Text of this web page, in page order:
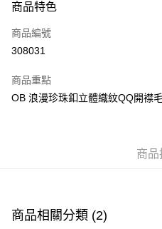
信用卡
Apple Pay
PayMe
付款後順豐站及營業點
商品特色
商品編號
308031
商品重點
OB 浪漫珍珠釦立體織紋QQ開襟
商品
商品相關分類 (2)